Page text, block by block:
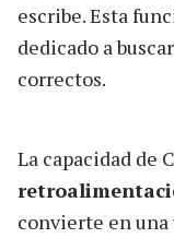
escribe. Esta
dedicado a
correctos.
La capacidad de
convierte en